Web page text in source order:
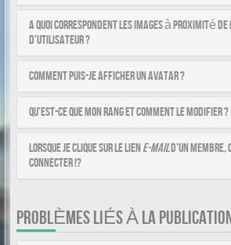
A quoi correspondent les images à proximité de
d’utilisateur ?
Comment puis-je afficher un avatar ?
Qu’est-ce que mon rang et comment le modifier ?
Lorsque je clique sur le liene-maild’un membre,
connecter !?
PROBLÈMES LIÉS À LA